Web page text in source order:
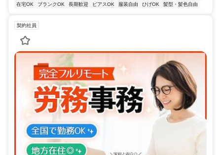
在宅OK
ブランクOK 長期歓迎 ピアスOK 服装自由 ひげOK 髪型・髪色自由
契約社員